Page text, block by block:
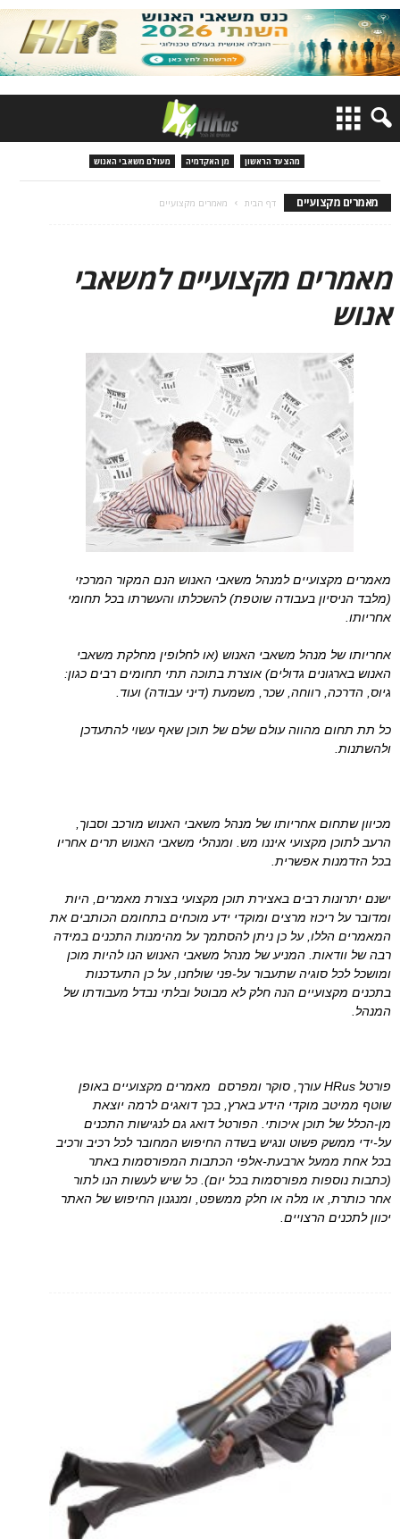
מהצעד הראשון מן האקדמיה מעולם משאבי האנוש
מאמרים מקצועיים דף הבית מאמרים מקצועיים
מאמרים מקצועיים למשאבי
אנוש
מאמרים מקצועיים למנהל משאבי האנוש הנם המקור המרכזי
(מלבד הניסיון בעבודה שוטפת) להשכלתו והעשרתו בכל תחומי
אחריותו.
אחריותו של מנהל משאבי האנוש (או לחלופין מחלקת משאבי
האנוש בארגונים גדולים) אוצרת בתוכה תתי תחומים רבים כגון:
גיוס, הדרכה, רווחה, שכר, משמעת (דיני עבודה) ועוד.
כל תת תחום מהווה עולם שלם של תוכן שאף עשוי להתעדכן
ולהשתנות.
מכיוון שתחום אחריותו של מנהל משאבי האנוש מורכב וסבוך,
הרעב לתוכן מקצועי איננו מש. ומנהלי משאבי האנוש תרים אחריו
בכל הזדמנות אפשרית.
ישנם יתרונות רבים באצירת תוכן מקצועי בצורת מאמרים, היות
ומדובר על ריכוז מרצים ומוקדי ידע מוכחים בתחומם הכותבים את
המאמרים הללו, על כן ניתן להסתמך על מהימנות התכנים במידה
רבה של וודאות. המניע של מנהל משאבי האנוש הנו להיות מוכן
ומושכל לכל סוגיה שתעבור על-פני שולחנו, על כן התעדכנות
בתכנים מקצועיים הנה חלק לא מבוטל ובלתי נבדל מעבודתו של
המנהל.
פורטל HRus עורך, סוקר ומפרסם מאמרים מקצועיים באופן
שוטף ממיטב מוקדי הידע בארץ, בכך דואגים לרמה יוצאת
מן-הכלל של תוכן איכותי. הפורטל דואג גם לנגישות התכנים
על-ידי ממשק פשוט ונגיש בשדה החיפוש המחובר לכל רכיב ורכיב
בכל אחת ממעל ארבעת-אלפי הכתבות המפורסמות באתר
(כתבות נוספות מפורסמות בכל יום). כל שיש לעשות הנו לתור
אחר כותרת, או מלה או חלק ממשפט, ומנגנון החיפוש של האתר
יכוון לתכנים הרצויים.